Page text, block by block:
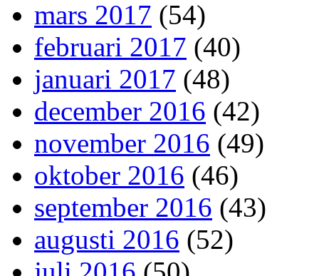
mars 2017 (54)
februari 2017 (40)
januari 2017 (48)
december 2016 (42)
november 2016 (49)
oktober 2016 (46)
september 2016 (43)
augusti 2016 (52)